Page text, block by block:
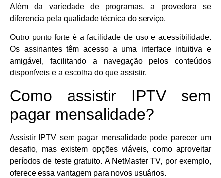
Além da variedade de programas, a provedora se
diferencia pela qualidade técnica do serviço.
Outro ponto forte é a facilidade de uso e acessibilidade.
Os assinantes têm acesso a uma interface intuitiva e
amigável, facilitando a navegação pelos conteúdos
disponíveis e a escolha do que assistir.
Como assistir IPTV sem
pagar mensalidade?
Assistir IPTV sem pagar mensalidade pode parecer um
desafio, mas existem opções viáveis, como aproveitar
períodos de teste gratuito. A NetMaster TV, por exemplo,
oferece essa vantagem para novos usuários.